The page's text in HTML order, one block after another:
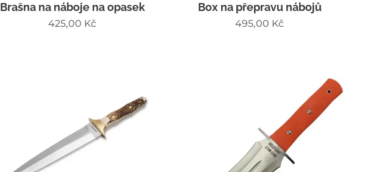
Brašna na náboje na opasek
425,00 Kč
Box na přepravu nábojů
495,00 Kč